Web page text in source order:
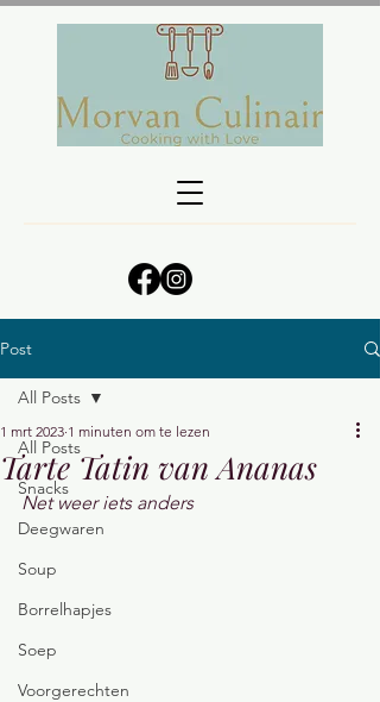
Post
All Posts
Snacks
Deegwaren
Soup
Borrelhapjes
Soep
Voorgerechten
All Posts
Tarte Tatin van Ananas
1 mrt 2023 1 minuten om te lezen
Net weer iets anders